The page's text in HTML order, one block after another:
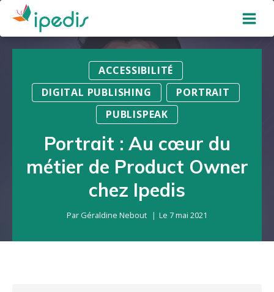
Aller
contenu
ACCESSIBILITÉ
DIGITAL PUBLISHING
PORTRAIT
PUBLISPEAK
Portrait : Au cœur du
métier de Product Owner
chez Ipedis
Par Géraldine Nebout Le 7 mai 2021